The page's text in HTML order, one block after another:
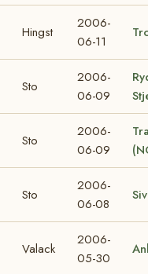
Hingst
2006-
06-11
Sto
2006-
06-09
Sto
2006-
06-09
Sto
2006-
06-08
Valack
2006-
05-30